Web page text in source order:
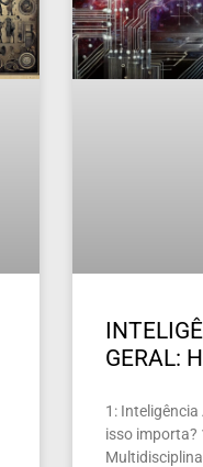
GERAL:
1:
isso importa?